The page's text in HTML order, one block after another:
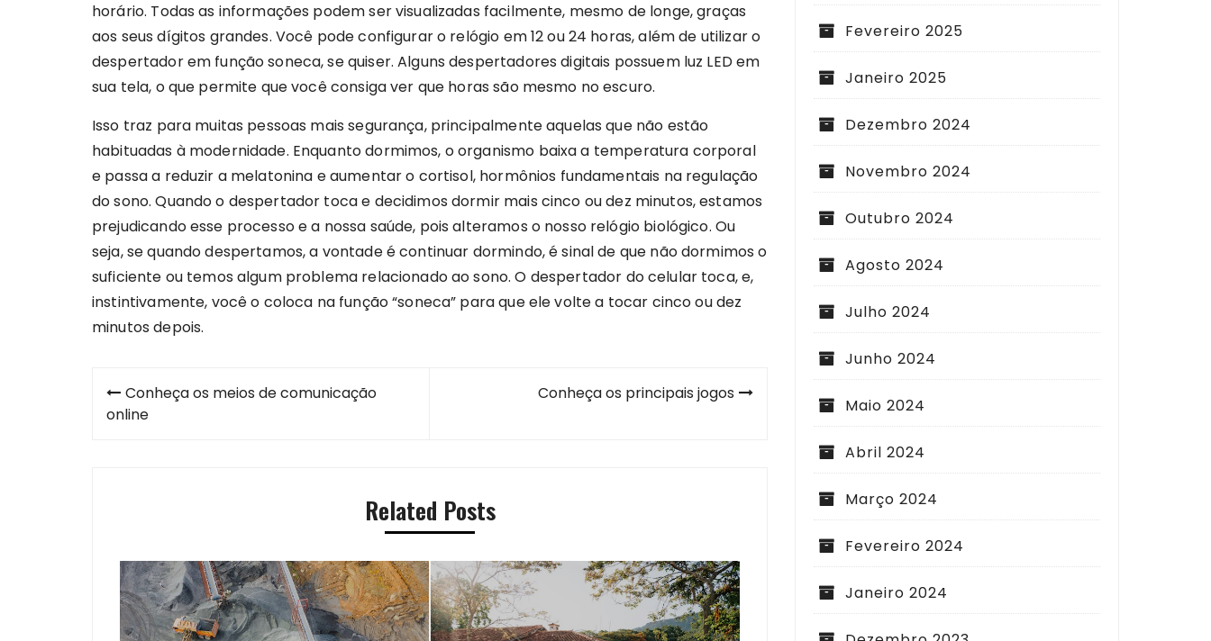
horário. Todas as informações podem ser visualizadas facilmente, mesmo de longe, graças
aos seus dígitos grandes. Você pode configurar o relógio em 12 ou 24 horas, além de utilizar o
despertador em função soneca, se quiser. Alguns despertadores digitais possuem luz LED em
sua tela, o que permite que você consiga ver que horas são mesmo no escuro.
Isso traz para muitas pessoas mais segurança, principalmente aquelas que não estão
habituadas à modernidade. Enquanto dormimos, o organismo baixa a temperatura corporal
e passa a reduzir a melatonina e aumentar o cortisol, hormônios fundamentais na regulação
do sono. Quando o despertador toca e decidimos dormir mais cinco ou dez minutos, estamos
prejudicando esse processo e a nossa saúde, pois alteramos o nosso relógio biológico. Ou
seja, se quando despertamos, a vontade é continuar dormindo, é sinal de que não dormimos o
suficiente ou temos algum problema relacionado ao sono. O despertador do celular toca, e,
instintivamente, você o coloca na função “soneca” para que ele volte a tocar cinco ou dez
minutos depois.
Navegação
de
Conheça os meios de comunicação
online
Conheça os principais jogos
Related Posts
Fevereiro 2025
Janeiro 2025
Dezembro 2024
Novembro 2024
Outubro 2024
Agosto 2024
Julho 2024
Junho 2024
Maio 2024
Abril 2024
Março 2024
Fevereiro 2024
Janeiro 2024